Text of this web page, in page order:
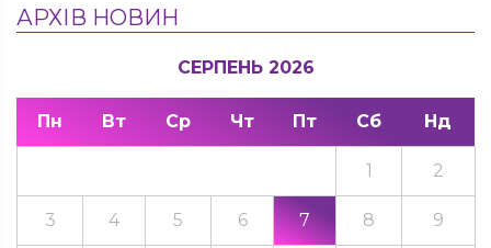
АРХІВ НОВИН
СЕРПЕНЬ 2026
Пн Вт Ср Чт Пт Сб Нд
1 2
3 4 5 6 7 8 9